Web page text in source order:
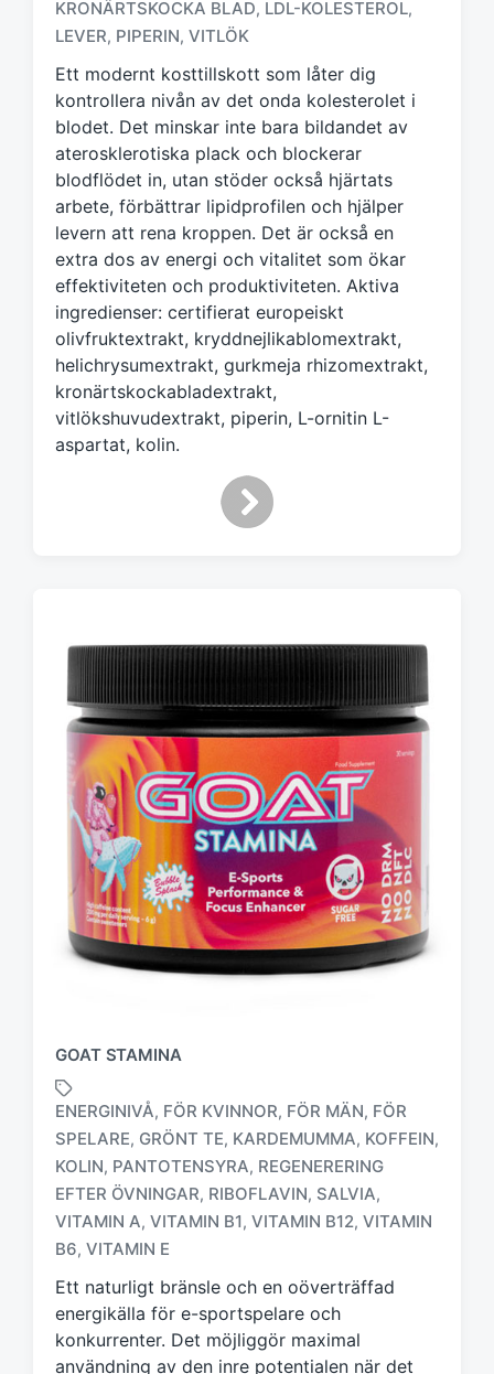
t
m
e
d
KRONÄRTSKOCKA BLAD, LDL-KOLESTEROL,
LEVER, PIPERIN, VITLÖK
Ett modernt kosttillskott som låter dig
kontrollera nivån av det onda kolesterolet i
blodet. Det minskar inte bara bildandet av
aterosklerotiska plack och blockerar
blodflödet in, utan stöder också hjärtats
arbete, förbättrar lipidprofilen och hjälper
levern att rena kroppen. Det är också en
extra dos av energi och vitalitet som ökar
effektiviteten och produktiviteten. Aktiva
ingredienser: certifierat europeiskt
olivfruktextrakt, kryddnejlikablomextrakt,
helichrysumextrakt, gurkmeja rhizomextrakt,
kronärtskockabladextrakt,
vitlökshuvudextrakt, piperin, L-ornitin L-
aspartat, kolin.
GOAT STAMINA
ä
r
k
m
e
d
ENERGINIVÅ, FÖR KVINNOR, FÖR MÄN, FÖR
SPELARE, GRÖNT TE, KARDEMUMMA, KOFFEIN,
KOLIN, PANTOTENSYRA, REGENERERING
EFTER ÖVNINGAR, RIBOFLAVIN, SALVIA,
VITAMIN A, VITAMIN B1, VITAMIN B12, VITAMIN
B6, VITAMIN E
Ett naturligt bränsle och en oöverträffad
energikälla för e-sportspelare och
konkurrenter. Det möjliggör maximal
användning av den inre potentialen när det